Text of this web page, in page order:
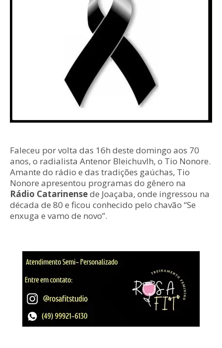
Faleceu por volta das 16h deste domingo aos 70
anos, o radialista Antenor Bleichuvlh, o Tio Nonore.
Amante do rádio e das tradições gaúchas, Tio
Nonore apresentou programas do gênero na
Rádio Catarinensede Joaçaba, onde ingressou na
década de 80 e ficou conhecido pelo chavão “Se
enxuga e vamo de novo”.